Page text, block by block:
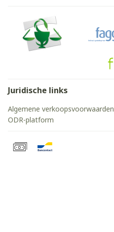
Juridische links
Algemene verkoopsvoorwaarden
ODR-platform